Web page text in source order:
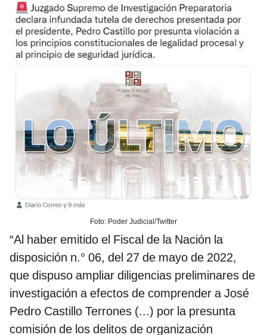
Foto: Poder Judicial/Twitter
“Al haber emitido el Fiscal de la Nación la
disposición n.° 06, del 27 de mayo de 2022,
que dispuso ampliar diligencias preliminares de
investigación a efectos de comprender a José
Pedro Castillo Terrones (...) por la presunta
comisión de los delitos de organización